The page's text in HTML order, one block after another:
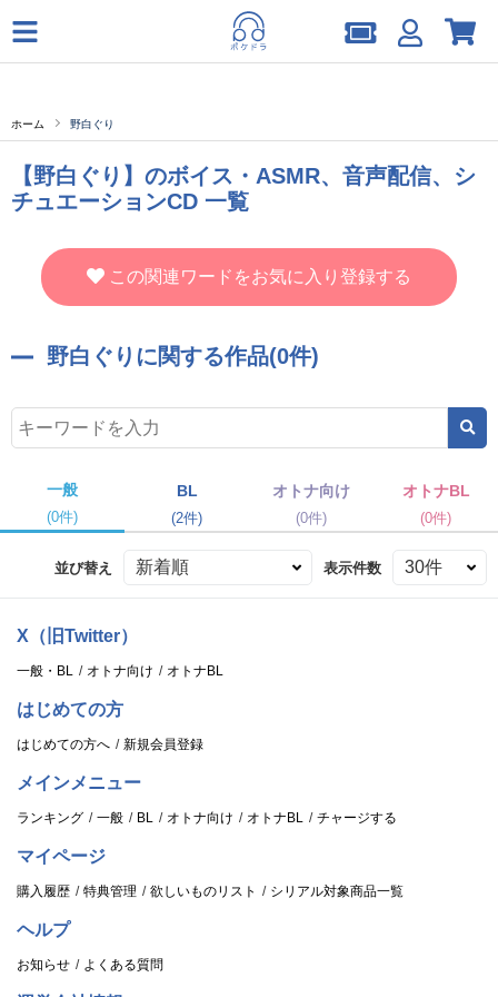
ホーム 野白ぐり
【野白ぐり】のボイス・ASMR、音声配信、シ
チュエーションCD 一覧
この関連ワードをお気に入り登録する
野白ぐりに関する作品(0件)
一般
(0件)
BL
(2件)
オトナ向け
(0件)
オトナBL
(0件)
並び替え 表示件数
X（旧Twitter）
一般・BL オトナ向け オトナBL
はじめての方
はじめての方へ 新規会員登録
メインメニュー
ランキング 一般 BL オトナ向け オトナBL チャージする
マイページ
購入履歴 特典管理 欲しいものリスト シリアル対象商品一覧
ヘルプ
お知らせ よくある質問